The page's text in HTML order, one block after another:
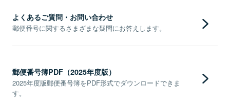
よくあるご質問・お問い合わせ
郵便番号に関するさまざまな疑問にお答えします。
郵便番号簿PDF（2025年度版）
2025年度版郵便番号簿をPDF形式でダウンロードできま
す。